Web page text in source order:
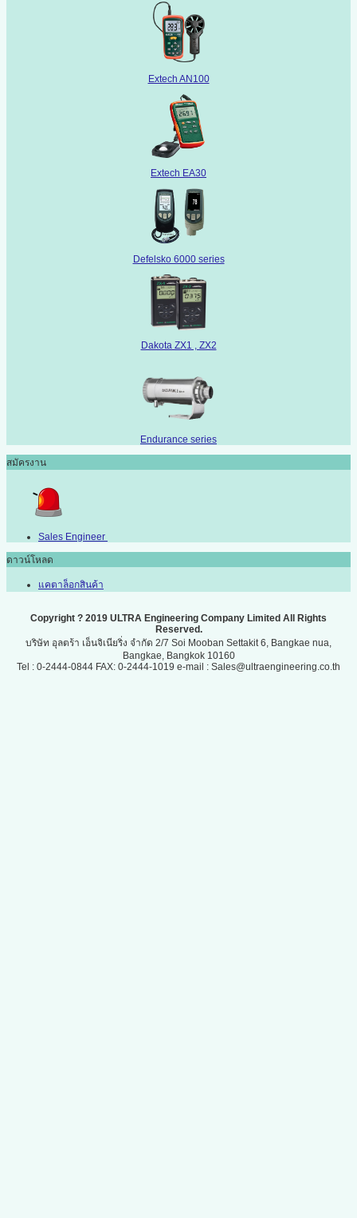
Extech AN100
Extech EA30
Defelsko 6000 series
Dakota ZX1 , ZX2
Endurance series
สมัครงาน
Sales Engineer
ดาวน์โหลด
แคตาล็อกสินค้า
Copyright ? 2019 ULTRA Engineering Company Limited All Rights
Reserved.
บริษัท อุลตร้า เอ็นจิเนียริ่ง จำกัด 2/7 Soi Mooban Settakit 6, Bangkae nua,
Bangkae, Bangkok 10160
Tel : 0-2444-0844 FAX: 0-2444-1019 e-mail : Sales@ultraengineering.co.th